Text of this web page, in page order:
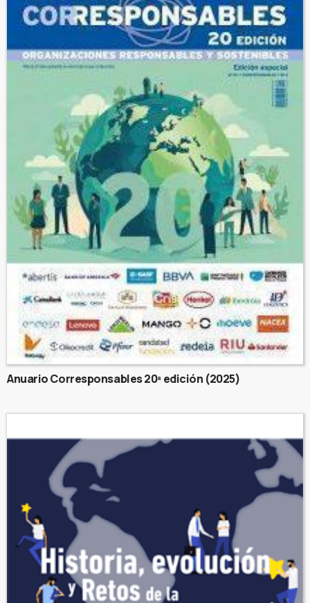
Anuario Corresponsables 20ª edición (2025)